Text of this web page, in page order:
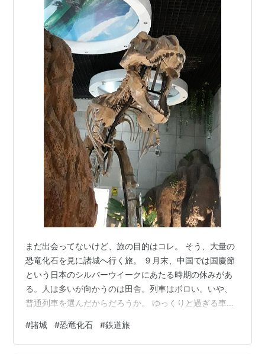
まだ出会ってないけど、旅の目的はコレ。 そう、大量の
恐竜化石を見に諸城へ行く旅。 ９月末、中国では国慶節
という日本のシルバーウイークにあたる時期の休みがあ
る。人は多いが向かうのは田舎。列車はボロい。いや、
普通列車を選んだからだろうか。 ゆっくりと過ぎる車窓
見に行った時以来の鉄道旅。青島駅は旅情があるなー。
町を出ると次第に景色は平たんになる。 線路は周囲より
#諸城 #恐竜化石 #鉄道旅